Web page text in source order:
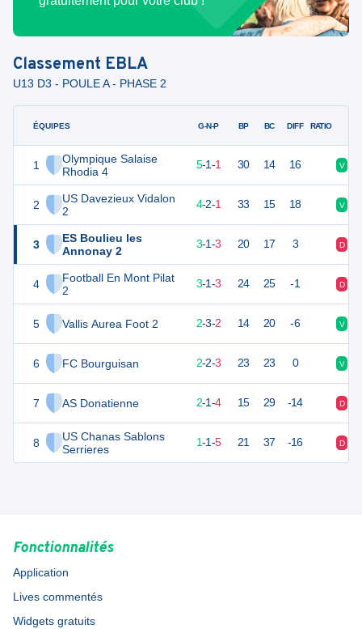
Classement EBLA
U13 D3 - POULE A - PHASE 2
ÉQUIPES
1
Olympique Salaise
Rhodia 4
2
US Davezieux Vidalon
2
3
ES Boulieu les
Annonay 2
4
Football En Mont Pilat
2
5 Vallis Aurea Foot 2
6 FC Bourguisan
7 AS Donatienne
8
US Chanas Sablons
Serrieres
G-N-P BP BC DIFF RATIO
16 5-1-1 30 14 16 V
14 7 4-2-1 33 15 18 V
10 3-1-3 20 17 3 D
10 7 3-1-3 24 25 -1 D
9 2-3-2 14 20 -6 V
2-2-3 23 23 0 V
2-1-4 15 29 -14 D
4 1-1-5 21 37 -16 D
Fonctionnalités
Application
Lives commentés
Widgets gratuits